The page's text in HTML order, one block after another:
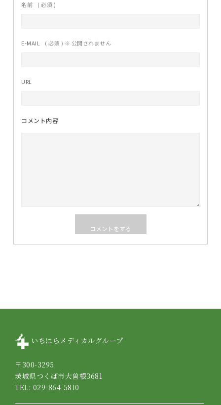
名前 ( 必須 )
E-MAIL ( 必須 ) ※ 公開されません
URL
コメント内容
いちはらメディカルグループ
〒300-3295
茨城県つくば市大曽根3681
TEL: 029-864-5810